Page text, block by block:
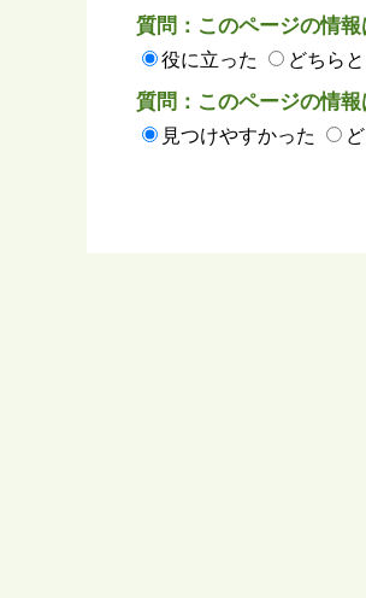
質問：このページの情
役に立った どちら
質問：このページの情
見つけやすかった